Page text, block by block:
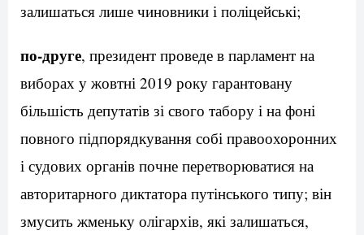
залишаться лише чиновники і поліцейські;
по-друге, президент проведе в парламент на
виборах у жовтні 2019 року гарантовану
більшість депутатів зі свого табору і на фоні
повного підпорядкування собі правоохоронних
і судових органів почне перетворюватися на
авторитарного диктатора путінського типу; він
змусить жменьку олігархів, які залишаться,